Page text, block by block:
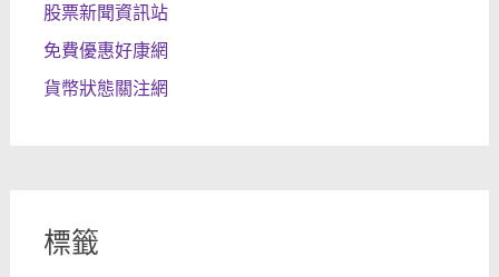
股票新聞資訊站
免費優惠好康網
貨幣狀態關注網
標籤